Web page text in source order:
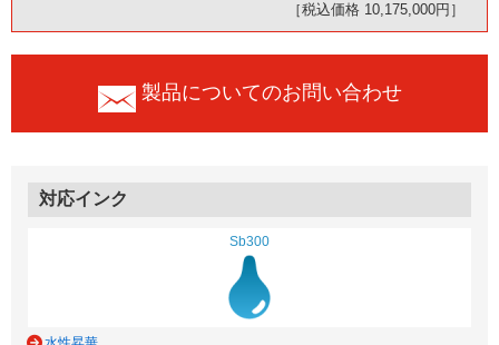
［税込価格 10,175,000円］
製品についてのお問い合わせ
対応インク
Sb300